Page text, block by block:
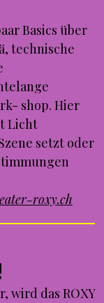
Basics über
technische
shop. Hier
Licht
setzt oder
roxy.ch
wird das ROXY